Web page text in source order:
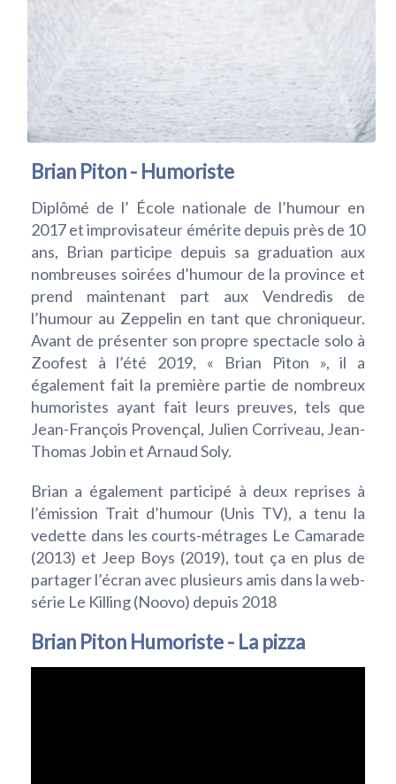
Brian Piton - Humoriste
Diplômé de l’ École nationale de l’humour en
2017 et improvisateur émérite depuis près de 10
ans, Brian participe depuis sa graduation aux
nombreuses soirées d’humour de la province et
prend maintenant part aux Vendredis de
l’humour au Zeppelin en tant que chroniqueur.
Avant de présenter son propre spectacle solo à
Zoofest à l’été 2019, « Brian Piton », il a
également fait la première partie de nombreux
humoristes ayant fait leurs preuves, tels que
Jean-François Provençal, Julien Corriveau, Jean-
Thomas Jobin et Arnaud Soly.
Brian a également participé à deux reprises à
l’émission Trait d’humour (Unis TV), a tenu la
vedette dans les courts-métrages Le Camarade
(2013) et Jeep Boys (2019), tout ça en plus de
partager l’écran avec plusieurs amis dans la web-
série Le Killing (Noovo) depuis 2018
Brian Piton Humoriste - La pizza